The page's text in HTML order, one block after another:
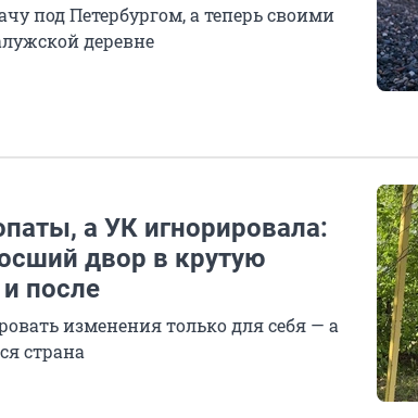
под Петербургом, а теперь своими
деревне
а УК игнорировала:
двор в крутую
после
изменения только для себя — а
страна